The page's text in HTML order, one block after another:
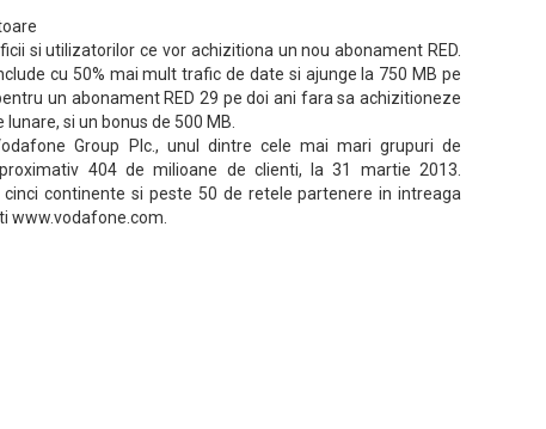
si utilizatorilor ce vor achizitiona un nou abonament RED.
cu 50% mai mult trafic de date si ajunge la 750 MB pe
un abonament RED 29 pe doi ani fara sa achizitioneze
si un bonus de 500 MB.
Group Plc., unul dintre cele mai mari grupuri de
404 de milioane de clienti, la 31 martie 2013.
continente si peste 50 de retele partenere in intreaga
www.vodafone.com.